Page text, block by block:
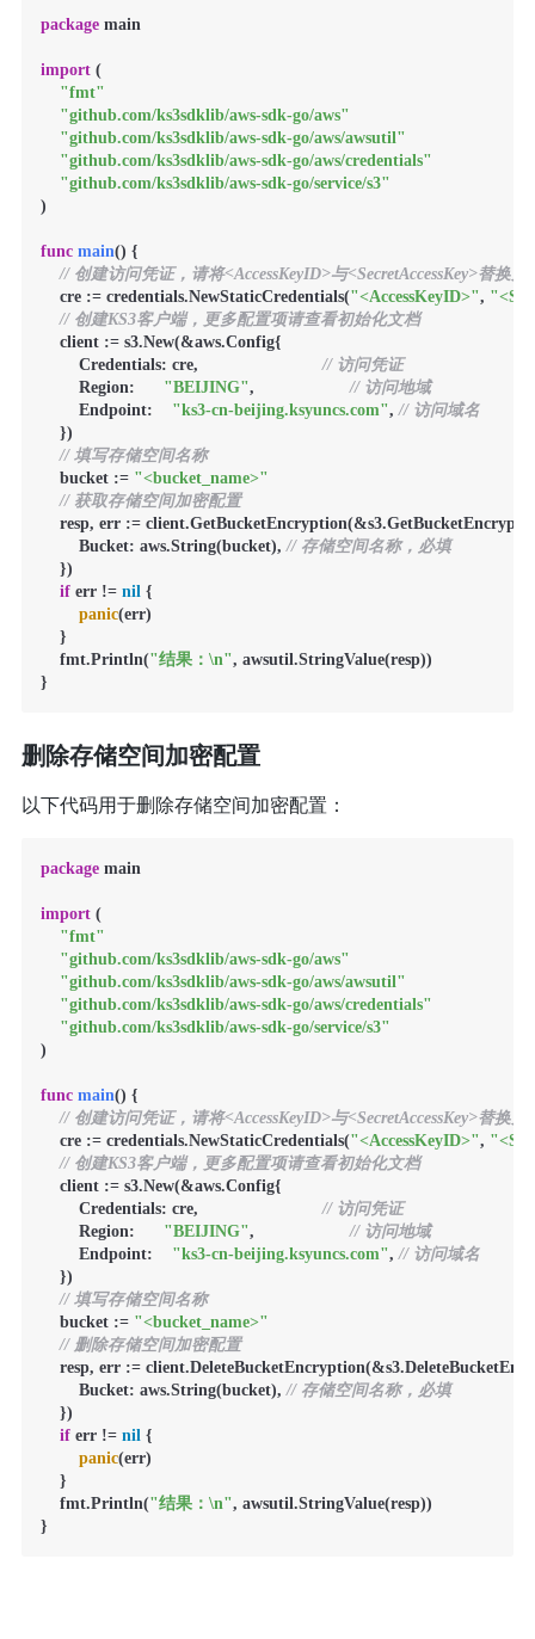
package main
import (
"fmt"
"github.com/ks3sdklib/aws-sdk-go/aws"
"github.com/ks3sdklib/aws-sdk-go/aws/awsutil"
"github.com/ks3sdklib/aws-sdk-go/aws/credentials"
"github.com/ks3sdklib/aws-sdk-go/service/s3"
)
func main() {
// 创建访问凭证，请将<AccessKeyID>与<SecretAccessKey>替换为
    cre := credentials.NewStaticCredentials(
"<AccessKeyID>",
// 创建KS3客户端，更多配置项请查看初始化文档
    client := s3.New(&aws.Config{
        Credentials: cre,
// 访问凭证
        Region:
"BEIJING", // 访问地域
        Endpoint:
"ks3-cn-beijing.ksyuncs.com", // 访问域名
    })
// 填写存储空间名称
    bucket :=
"<bucket_name>"
// 获取存储空间加密配置
resp, err :=
        Bucket: aws.String(bucket),
// 存储空间名称，必填
    })
if err != nil {
panic(err)
    }
    fmt.Println(
"结果：\n", awsutil.StringValue(resp))
}
删除存储空间加密配置
以下代码用于删除存储空间加密配置：
package main
import (
"fmt"
"github.com/ks3sdklib/aws-sdk-go/aws"
"github.com/ks3sdklib/aws-sdk-go/aws/awsutil"
"github.com/ks3sdklib/aws-sdk-go/aws/credentials"
"github.com/ks3sdklib/aws-sdk-go/service/s3"
)
func main() {
// 创建访问凭证，请将<AccessKeyID>与<SecretAccessKey>替换为
    cre := credentials.NewStaticCredentials(
"<AccessKeyID>",
// 创建KS3客户端，更多配置项请查看初始化文档
    client := s3.New(&aws.Config{
        Credentials: cre,
// 访问凭证
        Region:
"BEIJING", // 访问地域
        Endpoint:
"ks3-cn-beijing.ksyuncs.com", // 访问域名
    })
// 填写存储空间名称
    bucket :=
"<bucket_name>"
// 删除存储空间加密配置
resp, err :=
        Bucket: aws.String(bucket),
// 存储空间名称，必填
    })
if err != nil {
panic(err)
    }
    fmt.Println(
"结果：\n", awsutil.StringValue(resp))
}